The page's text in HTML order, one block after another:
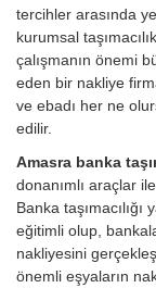
tercihler arasında
kurumsal
çalışmanın önemi
eden bir nakliye
ve ebadı her ne
edilir.
Amasra banka
donanımlı araçlar
Banka
eğitimli olup,
nakliyesini
önemli eşyaların